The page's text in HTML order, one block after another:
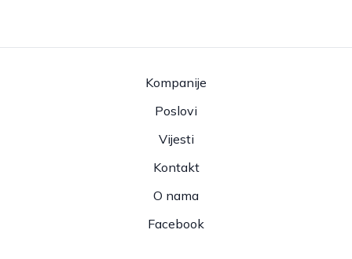
Kompanije
Poslovi
Vijesti
Kontakt
O nama
Facebook